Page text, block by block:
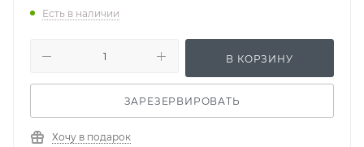
Есть в наличии
В КОРЗИНУ
ЗАРЕЗЕРВИРОВАТЬ
Хочу в подарок